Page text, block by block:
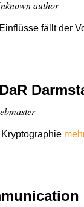
author
fällt der